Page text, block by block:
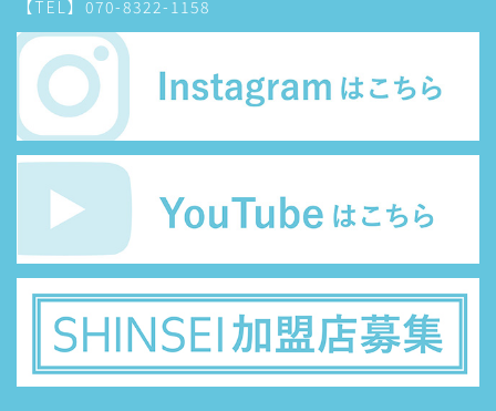
【TEL】070-8322-1158